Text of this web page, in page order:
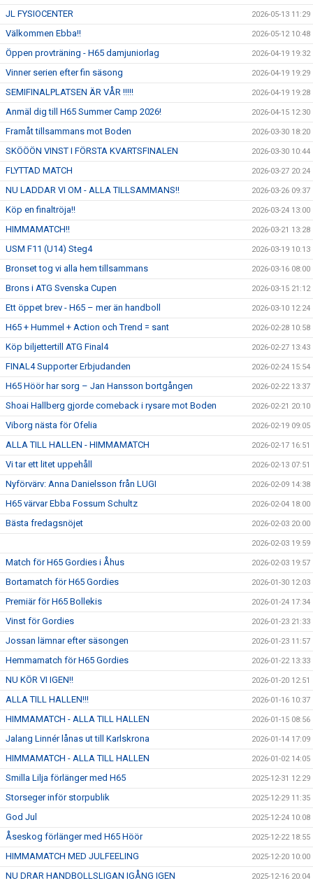
JL FYSIOCENTER 2026-05-13 11:29
Välkommen Ebba!! 2026-05-12 10:48
Öppen provträning - H65 damjuniorlag 2026-04-19 19:32
Vinner serien efter fin säsong 2026-04-19 19:29
SEMIFINALPLATSEN ÄR VÅR !!!!! 2026-04-19 19:28
Anmäl dig till H65 Summer Camp 2026! 2026-04-15 12:30
Framåt tillsammans mot Boden 2026-03-30 18:20
SKÖÖÖN VINST I FÖRSTA KVARTSFINALEN 2026-03-30 10:44
FLYTTAD MATCH 2026-03-27 20:24
NU LADDAR VI OM - ALLA TILLSAMMANS!! 2026-03-26 09:37
Köp en finaltröja!! 2026-03-24 13:00
HIMMAMATCH!! 2026-03-21 13:28
USM F11 (U14) Steg4 2026-03-19 10:13
Bronset tog vi alla hem tillsammans 2026-03-16 08:00
Brons i ATG Svenska Cupen 2026-03-15 21:12
Ett öppet brev - H65 – mer än handboll 2026-03-10 12:24
H65 + Hummel + Action och Trend = sant 2026-02-28 10:58
Köp biljettertill ATG Final4 2026-02-27 13:43
FINAL4 Supporter Erbjudanden 2026-02-24 15:54
H65 Höör har sorg – Jan Hansson bortgången 2026-02-22 13:37
Shoai Hallberg gjorde comeback i rysare mot Boden 2026-02-21 20:10
Viborg nästa för Ofelia 2026-02-19 09:05
ALLA TILL HALLEN - HIMMAMATCH 2026-02-17 16:51
Vi tar ett litet uppehåll 2026-02-13 07:51
Nyförvärv: Anna Danielsson från LUGI 2026-02-09 14:38
H65 värvar Ebba Fossum Schultz 2026-02-04 18:00
Bästa fredagsnöjet 2026-02-03 20:00
2026-02-03 19:59
Match för H65 Gordies i Åhus 2026-02-03 19:57
Bortamatch för H65 Gordies 2026-01-30 12:03
Premiär för H65 Bollekis 2026-01-24 17:34
Vinst för Gordies 2026-01-23 21:33
Jossan lämnar efter säsongen 2026-01-23 11:57
Hemmamatch för H65 Gordies 2026-01-22 13:33
NU KÖR VI IGEN!! 2026-01-20 12:51
ALLA TILL HALLEN!!! 2026-01-16 10:37
HIMMAMATCH - ALLA TILL HALLEN 2026-01-15 08:56
Jalang Linnér lånas ut till Karlskrona 2026-01-14 17:09
HIMMAMATCH - ALLA TILL HALLEN 2026-01-02 14:05
Smilla Lilja förlänger med H65 2025-12-31 12:29
Storseger inför storpublik 2025-12-29 11:35
God Jul 2025-12-24 10:08
Åseskog förlänger med H65 Höör 2025-12-22 18:55
HIMMAMATCH MED JULFEELING 2025-12-20 10:00
NU DRAR HANDBOLLSLIGAN IGÅNG IGEN 2025-12-16 20:04